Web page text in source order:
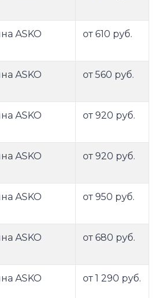
ASKO
от 610 руб.
ASKO
от 560 руб.
ASKO
от 920 руб.
ASKO
от 920 руб.
ASKO
от 950 руб.
ASKO
от 680 руб.
ASKO
от 1 290 руб.